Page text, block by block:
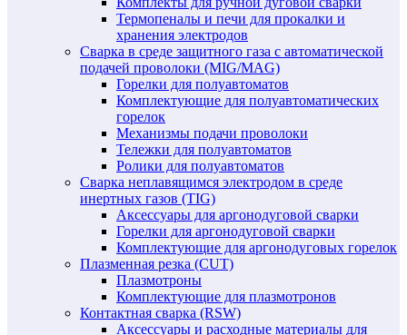
Термопеналы и печи для прокалки и
хранения электродов
Сварка в среде защитного газа с автоматической
подачей проволоки (MIG/MAG)
Горелки для полуавтоматов
Комплектующие для полуавтоматических
горелок
Механизмы подачи проволоки
Тележки для полуавтоматов
Ролики для полуавтоматов
Сварка неплавящимся электродом в среде
инертных газов (TIG)
Аксессуары для аргонодуговой сварки
Горелки для аргонодуговой сварки
Комплектующие для аргонодуговых горелок
Плазменная резка (CUT)
Плазмотроны
Комплектующие для плазмотронов
Контактная сварка (RSW)
Аксессуары и расходные материалы для